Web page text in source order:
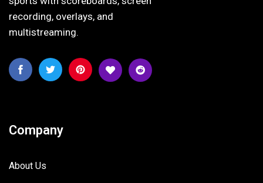
recording, overlays, and
multistreaming.
Company
About Us